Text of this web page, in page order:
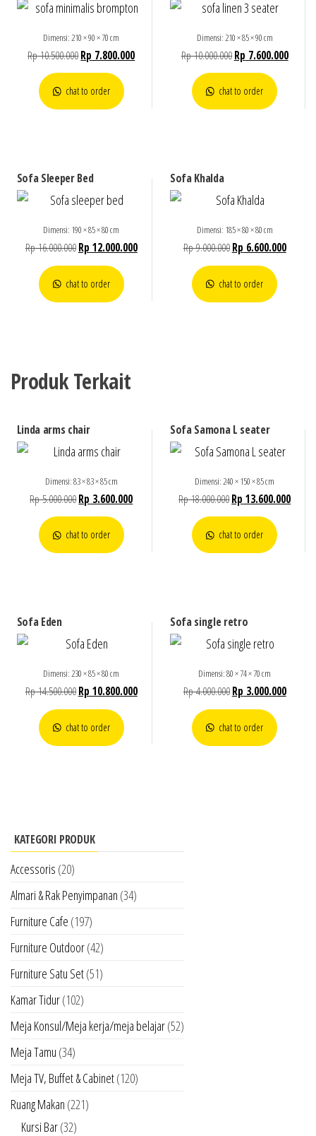
Dimensi: 210 × 90 × 70 cm
Rp10.500.000Rp 7.800.000
chat to order
Dimensi: 210 × 85 × 90 cm
Rp10.000.000 Rp 7.600.000
chat to order
Sofa Sleeper Bed
Dimensi: 190 × 85 × 80 cm
Rp16.000.000Rp 12.000.000
chat to order
Sofa Khalda
Dimensi: 185 × 80 × 80 cm
Rp9.000.000 Rp 6.600.000
chat to order
Produk Terkait
Linda arms chair
Dimensi: 83 × 83 × 85 cm
Rp5.000.000Rp 3.600.000
chat to order
Sofa Samona L seater
Dimensi: 240 × 150 × 85 cm
Rp18.000.000Rp 13.600.000
chat to order
Sofa Eden
Dimensi: 230 × 85 × 80 cm
Rp14.500.000Rp 10.800.000
chat to order
Sofa single retro
Dimensi: 80 × 74 × 70 cm
Rp4.000.000 Rp 3.000.000
chat to order
KATEGORI PRODUK
Accessoris (20)
Almari & Rak Penyimpanan (34)
Furniture Cafe (197)
Furniture Outdoor(42)
Furniture Satu Set(51)
Kamar Tidur(102)
Meja Konsul/Meja kerja/meja belajar(52)
Meja Tamu (34)
Meja TV, Buffet & Cabinet(120)
Ruang Makan (221)
Kursi Bar(32)